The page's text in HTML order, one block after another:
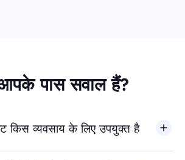
पास सवाल हैं?
किस व्यवसाय के लिए उपयुक्त है